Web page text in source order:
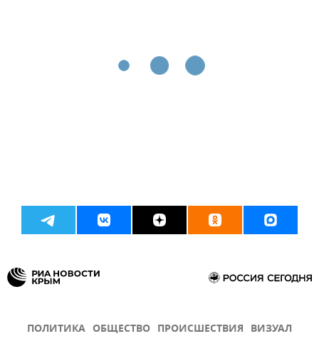
ПОЛИТИКА ОБЩЕСТВО ПРОИСШЕСТВИЯ ВИЗУАЛ